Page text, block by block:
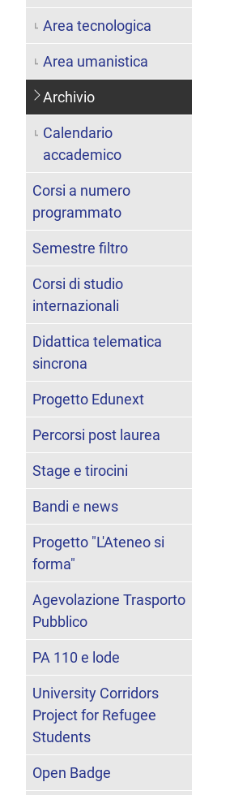
Area tecnologica
Area umanistica
Archivio
Calendario
accademico
Corsi a numero
programmato
Semestre filtro
Corsi di studio
internazionali
Didattica telematica
sincrona
Progetto Edunext
Percorsi post laurea
Stage e tirocini
Bandi e news
Progetto "L'Ateneo si
forma"
Agevolazione Trasporto
Pubblico
PA 110 e lode
University Corridors
Project for Refugee
Students
Open Badge